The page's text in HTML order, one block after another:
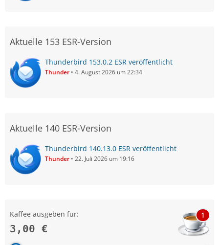
Aktuelle 153 ESR-Version
Thunderbird 153.0.2 ESR veröffentlicht
Thunder 4. August 2026 um 22:34
Aktuelle 140 ESR-Version
Thunderbird 140.13.0 ESR veröffentlicht
Thunder 22. Juli 2026 um 19:16
Kaffee ausgeben für:
3,00 €
1